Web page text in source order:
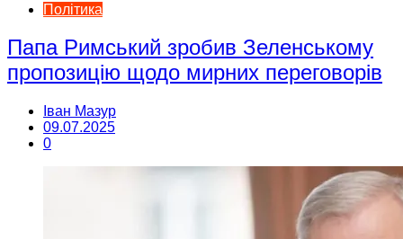
Політика
Папа Римський зробив Зеленському
пропозицію щодо мирних переговорів
Іван Мазур
09.07.2025
0